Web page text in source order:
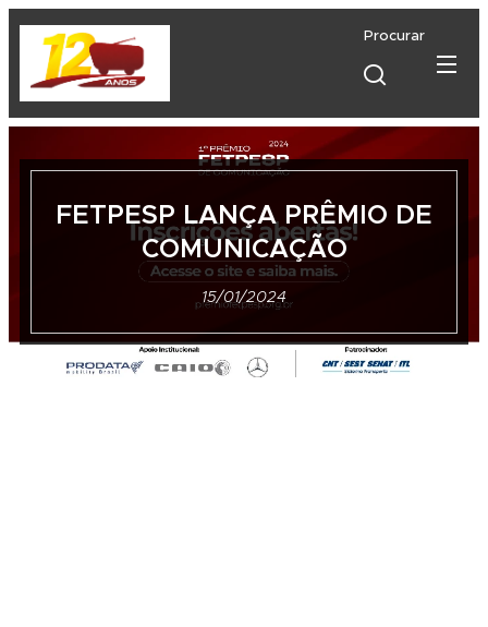
Procurar
FETPESP LANÇA PRÊMIO DE
COMUNICAÇÃO
15/01/2024